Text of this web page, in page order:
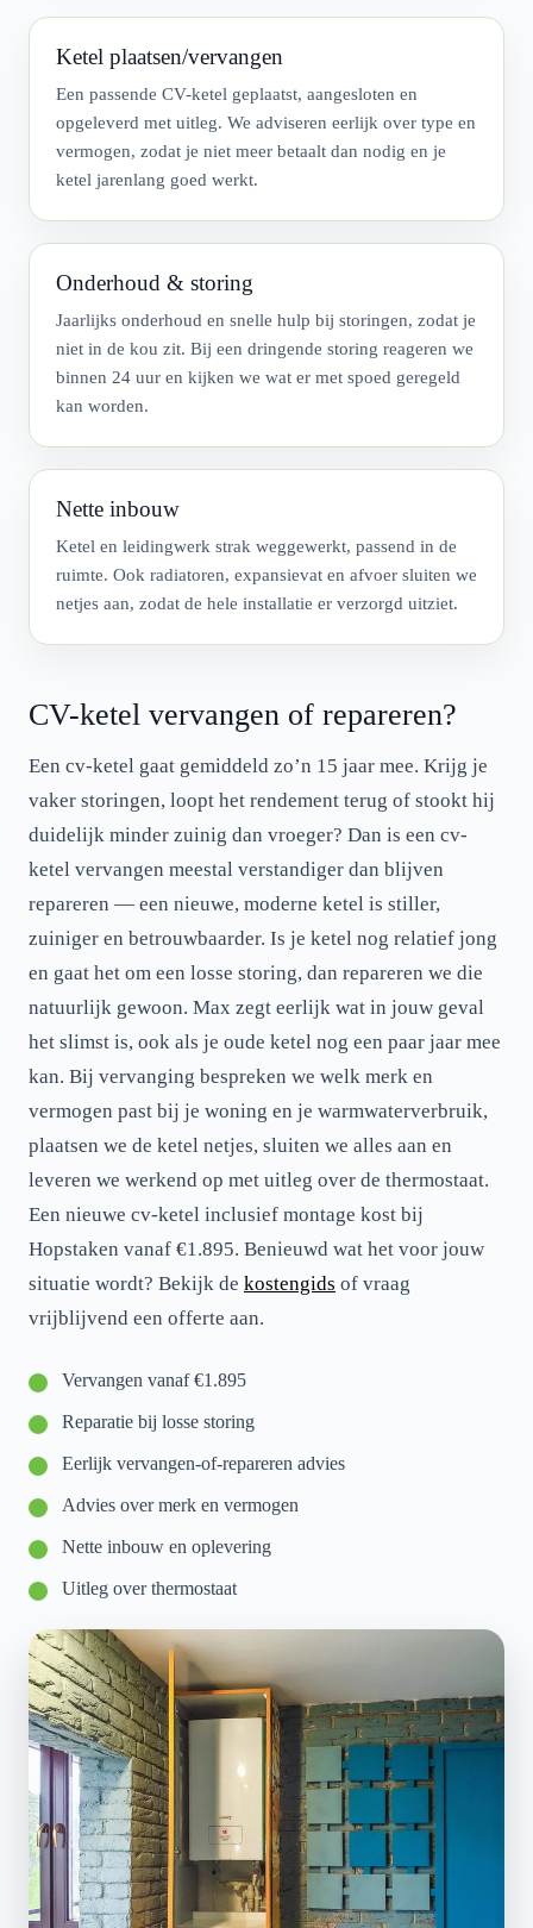
Ketel plaatsen/vervangen
Een passende CV-ketel geplaatst, aangesloten en
opgeleverd met uitleg. We adviseren eerlijk over type en
vermogen, zodat je niet meer betaalt dan nodig en je
ketel jarenlang goed werkt.
Onderhoud & storing
Jaarlijks onderhoud en snelle hulp bij storingen, zodat je
niet in de kou zit. Bij een dringende storing reageren we
binnen 24 uur en kijken we wat er met spoed geregeld
kan worden.
Nette inbouw
Ketel en leidingwerk strak weggewerkt, passend in de
ruimte. Ook radiatoren, expansievat en afvoer sluiten we
netjes aan, zodat de hele installatie er verzorgd uitziet.
CV-ketel vervangen of repareren?
Een cv-ketel gaat gemiddeld zo’n 15 jaar mee. Krijg je
vaker storingen, loopt het rendement terug of stookt hij
duidelijk minder zuinig dan vroeger? Dan is een cv-
ketel vervangen meestal verstandiger dan blijven
repareren — een nieuwe, moderne ketel is stiller,
zuiniger en betrouwbaarder. Is je ketel nog relatief jong
en gaat het om een losse storing, dan repareren we die
natuurlijk gewoon. Max zegt eerlijk wat in jouw geval
het slimst is, ook als je oude ketel nog een paar jaar mee
kan. Bij vervanging bespreken we welk merk en
vermogen past bij je woning en je warmwaterverbruik,
plaatsen we de ketel netjes, sluiten we alles aan en
leveren we werkend op met uitleg over de thermostaat.
Een nieuwe cv-ketel inclusief montage kost bij
Hopstaken vanaf €1.895. Benieuwd wat het voor jouw
situatie wordt? Bekijk de kostengids of vraag
vrijblijvend een offerte aan.
Vervangen vanaf €1.895
Reparatie bij losse storing
Eerlijk vervangen-of-repareren advies
Advies over merk en vermogen
Nette inbouw en oplevering
Uitleg over thermostaat